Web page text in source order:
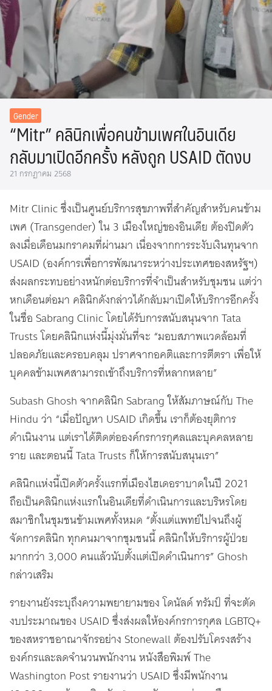
Gender
“Mitr” คลินิกเพื่อคนข้ามเพศในอินเดีย
กลับมาเปิดอีกครั้ง หลังถูก USAID ตัดงบ
21 กรกฎาคม 2568
Mitr Clinic ซึ่งเป็นศูนย์บริการสุขภาพที่สำคัญสำหรับคนข้าม
เพศ (Transgender) ใน 3 เมืองใหญ่ของอินเดีย ต้องปิดตัว
ลงเมื่อเดือนมกราคมที่ผ่านมา เนื่องจากการระงับเงินทุนจาก
USAID (องค์การเพื่อการพัฒนาระหว่างประเทศของสหรัฐฯ)
ส่งผลกระทบอย่างหนักต่อบริการที่จำเป็นสำหรับชุมชน แต่ว่า
หกเดือนต่อมา คลินิกดังกล่าวได้กลับมาเปิดให้บริการอีกครั้ง
ในชื่อ Sabrang Clinic โดยได้รับการสนับสนุนจาก Tata
Trusts โดยคลินิกแห่งนี้มุ่งมั่นที่จะ “มอบสภาพแวดล้อมที่
ปลอดภัยและครอบคลุม ปราศจากอคติและการตีตรา เพื่อให้
บุคคลข้ามเพศสามารถเข้าถึงบริการที่หลากหลาย”
Subash Ghosh จากคลินิก Sabrang ให้สัมภาษณ์กับ The
Hindu ว่า “เมื่อปัญหา USAID เกิดขึ้น เราก็ต้องยุติการ
ดำเนินงาน แต่เราได้ติดต่อองค์กรการกุศลและบุคคลหลาย
ราย และตอนนี้ Tata Trusts ก็ให้การสนับสนุนเรา”
คลินิกแห่งนี้เปิดตัวครั้งแรกที่เมืองไฮเดอราบาดในปี 2021
ถือเป็นคลินิกแห่งแรกในอินเดียที่ดำเนินการและบริหรโดย
สมาชิกในชุมชนข้ามเพศทั้งหมด “ตั้งแต่แพทย์ไปจนถึงผู้
จัดการคลินิก ทุกคนมาจากชุมชนนี้ คลินิกให้บริการผู้ป่วย
มากกว่า 3,000 คนแล้วนับตั้งแต่เปิดดำเนินการ” Ghosh
กล่าวเสริม
รายงานยังระบุถึงความพยายามของ โดนัลด์ ทรัมป์ ที่จะตัด
งบประมาณของ USAID ซึ่งส่งผลให้องค์กรการกุศล LGBTQ+
ของสหราชอาณาจักรอย่าง Stonewall ต้องปรับโครงสร้าง
องค์กรและลดจำนวนพนักงาน หนังสือพิมพ์ The
Washington Post รายงานว่า USAID ซึ่งมีพนักงาน